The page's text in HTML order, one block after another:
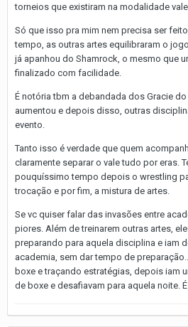
torneios que existiram na modalidade
Só que isso pra mim nem precisa ser
tempo, as outras artes equilibraram o
já apanhou do Shamrock, o mesmo que
finalizado com facilidade.
É notória tbm a debandada dos Gracie do
aumentou e depois disso, outras
evento.
Tanto isso é verdade que quem
claramente separar o vale tudo por eras.
pouquíssimo tempo depois o wrestling
trocação e por fim, a mistura de artes.
Se vc quiser falar das invasões entre
piores. Além de treinarem outras artes,
preparando para aquela disciplina e iam
academia, sem dar tempo de
boxe e traçando estratégias, depois iam
de boxe e desafiavam para aquela noite.